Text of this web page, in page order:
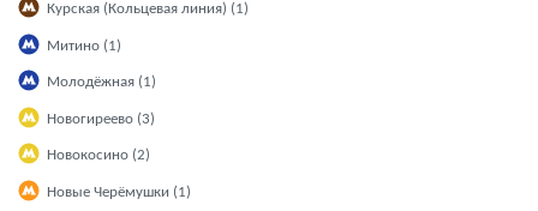
Курская (Кольцевая линия) (1)
Митино (1)
Молодёжная (1)
Новогиреево (3)
Новокосино (2)
Новые Черёмушки (1)